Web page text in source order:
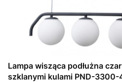
Lampa wisząca podłużna
szklanymi kulami PND-3300-